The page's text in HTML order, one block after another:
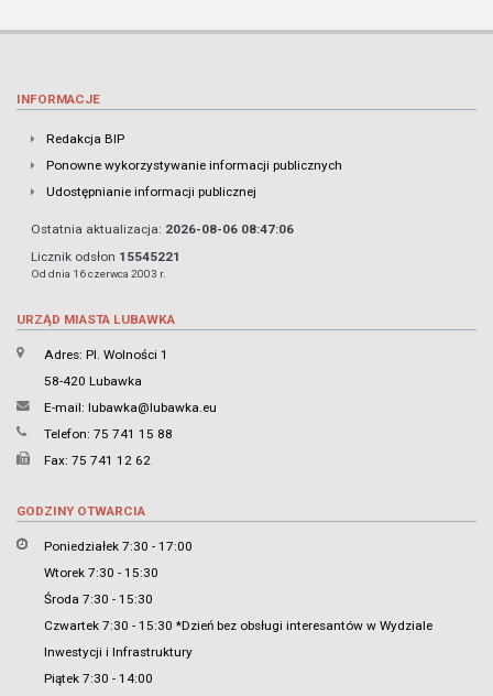
INFORMACJE
Redakcja BIP
Ponowne wykorzystywanie informacji publicznych
Udostępnianie informacji publicznej
Ostatnia aktualizacja: 2026-08-06 08:47:06
Licznik odsłon 15545221
Od dnia 16 czerwca 2003 r.
URZĄD MIASTA LUBAWKA
Adres: Pl. Wolności 1
58-420 Lubawka
E-mail: lubawka@lubawka.eu
Telefon: 75 741 15 88
Fax: 75 741 12 62
GODZINY OTWARCIA
Poniedziałek 7:30 - 17:00
Wtorek 7:30 - 15:30
Środa 7:30 - 15:30
Czwartek 7:30 - 15:30 *Dzień bez obsługi interesantów w Wydziale
Inwestycji i Infrastruktury
Piątek 7:30 - 14:00